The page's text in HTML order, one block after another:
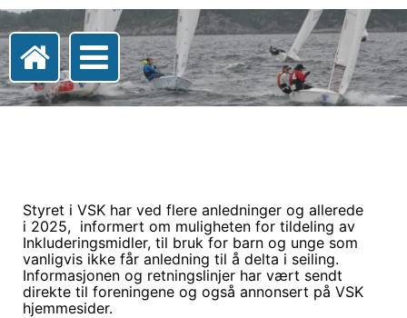
Styret i VSK har ved flere anledninger og allerede
i 2025, informert om muligheten for tildeling av
Inkluderingsmidler, til bruk for barn og unge som
vanligvis ikke får anledning til å delta i seiling.
Informasjonen og retningslinjer har vært sendt
direkte til foreningene og også annonsert på VSK
hjemmesider.